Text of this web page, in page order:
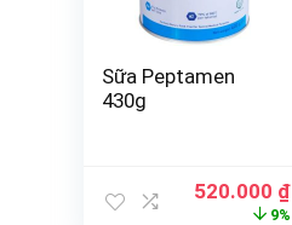
Sữa Peptamen
430g
520.000 ₫
9%